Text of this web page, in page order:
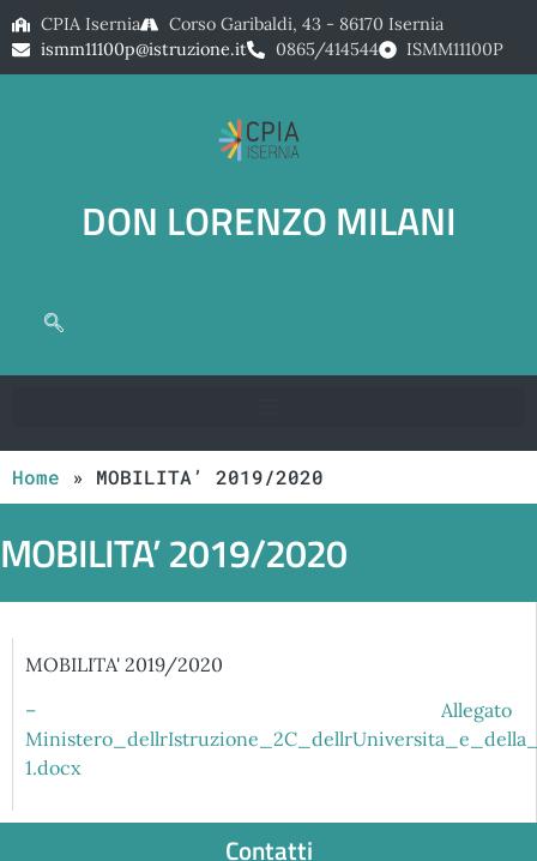
CPIA Isernia
Corso Garibaldi, 43 - 86170 Isernia
ismm11100p@istruzione.it
0865/414544 ISMM11100P
DON LORENZO MILANI
Home » MOBILITA’ 2019/2020
MOBILITA’ 2019/2020
MOBILITA' 2019/2020
– Allegato
1.docx
Contatti